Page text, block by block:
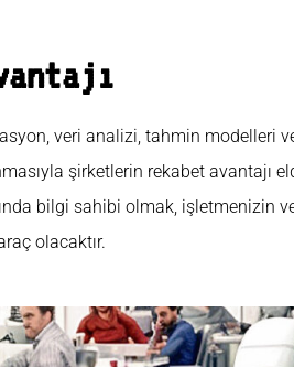
veri analizi, tahmin modelleri
şirketlerin rekabet avantajı
bilgi sahibi olmak, işletmenizin
olacaktır.